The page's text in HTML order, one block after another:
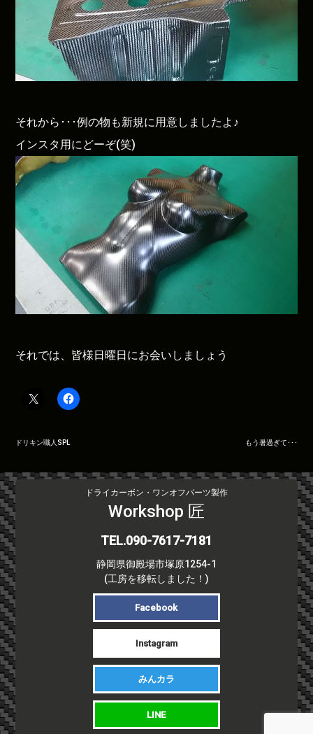
それから･･･例の物も新規に用意しましたよ♪
インスタ用にどーぞ(笑)
それでは、皆様日曜日にお会いしましょう
投
ナ
ビ
ゲ
ー
シ
ョ
ン
ドリキン職人SPL もう暑過ぎて･･･
ドライカーボン・ワンオフパーツ製作
Workshop 匠
TEL.090-7617-7181
静岡県御殿場市塚原1254-1
(工房を移転しました！)
Facebook
Instagram
みんカラ
LINE